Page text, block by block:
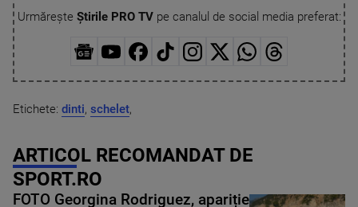
Urmărește Știrile PRO TVpe canalul de social media preferat:
Etichete: dinti, schelet,
ARTICOL RECOMANDAT DE
SPORT.RO
FOTO Georgina Rodriguez, apariție